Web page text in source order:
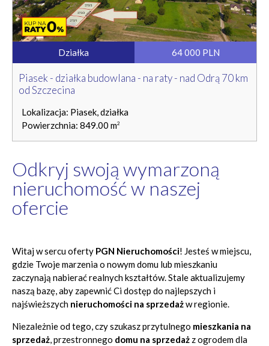
Działka 64 000 PLN
Piasek - działka budowlana - na raty - nad Odrą 70 km
od Szczecina
Lokalizacja: Piasek, działka
Powierzchnia: 849.00 m2
Odkryj swoją wymarzoną
nieruchomość w naszej
ofercie
Witaj w sercu oferty PGN Nieruchomości! Jesteś w miejscu,
gdzie Twoje marzenia o nowym domu lub mieszkaniu
zaczynają nabierać realnych kształtów. Stale aktualizujemy
naszą bazę, aby zapewnić Ci dostęp do najlepszych i
najświeższych nieruchomości na sprzedażw regionie.
Niezależnie od tego, czy szukasz przytulnego mieszkania na
sprzedaż, przestronnego domu na sprzedaż z ogrodem dla